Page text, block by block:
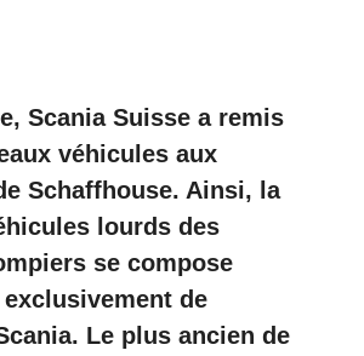
Scania Suisse a remis
véhicules aux
Schaffhouse. Ainsi, la
lourds des
se compose
de
Le plus ancien de